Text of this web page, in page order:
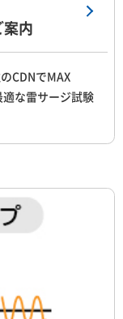
案内
CDNでMAX
適な雷サージ試験